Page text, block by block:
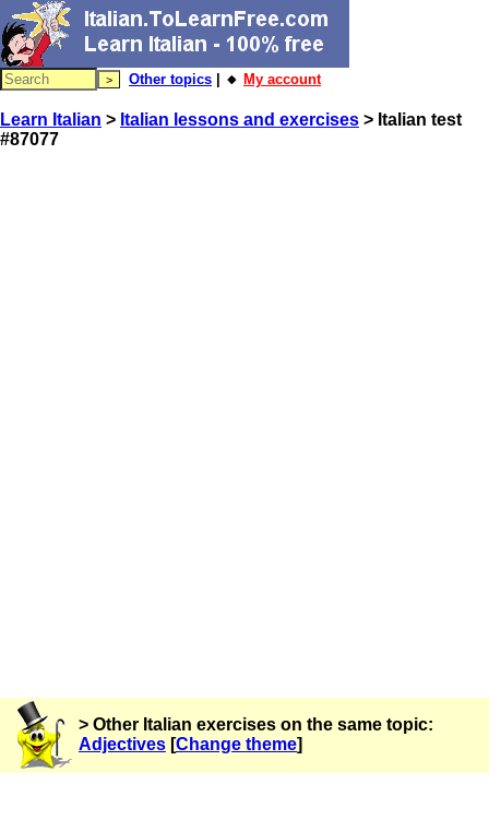
Other topics | 🔸 My account
Learn Italian > Italian lessons and exercises > Italian test
#87077
> Other Italian exercises on the same topic:
Adjectives [Change theme]